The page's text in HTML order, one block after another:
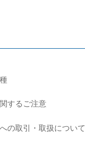
するご注意
の取引・取扱について